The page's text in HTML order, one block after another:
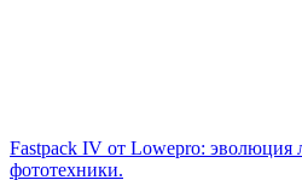
Fastpack IV от Lowepro: эволюция
фототехники.